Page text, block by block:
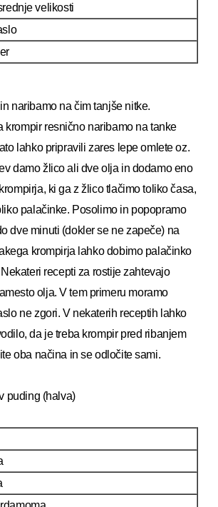
velikosti
naribamo na čim tanjše nitke.
krompir resnično naribamo na tanke
lahko pripravili zares lepe omlete oz.
damo žlico ali dve olja in dodamo eno
ki ga z žlico tlačimo toliko časa,
palačinke. Posolimo in popopramo
dve minuti (dokler se ne zapeče) na
krompirja lahko dobimo palačinko
recepti za rostije zahtevajo
olja. V tem primeru moramo
ne zgori. V nekaterih receptih lahko
da je treba krompir pred ribanjem
oba načina in se odločite sami.
puding (halva)